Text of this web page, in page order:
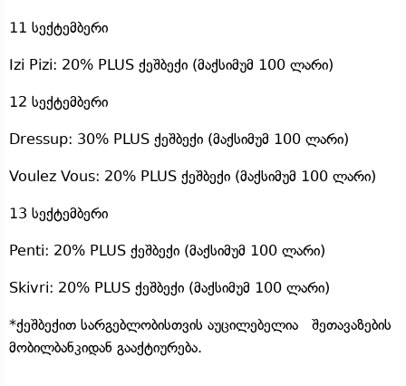
11 სექტემბერი
Izi Pizi: 20% PLUS ქეშბექი (მაქსიმუმ 100 ლარი)
12 სექტემბერი
Dressup: 30% PLUS ქეშბექი (მაქსიმუმ 100 ლარი)
Voulez Vous: 20% PLUS ქეშბექი (მაქსიმუმ 100 ლარი)
13 სექტემბერი
Penti: 20% PLUS ქეშბექი (მაქსიმუმ 100 ლარი)
Skivri: 20% PLUS ქეშბექი (მაქსიმუმ 100 ლარი)
*ქეშბექით სარგებლობისთვის აუცილებელია შეთავაზების
მობილბანკიდან გააქტიურება.